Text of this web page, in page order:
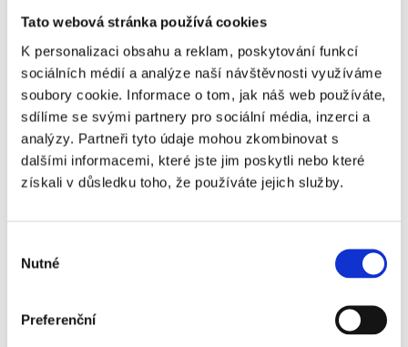
Tato webová stránka používá cookies
K personalizaci obsahu a reklam, poskytování funkcí
sociálních médií a analýze naší návštěvnosti využíváme
soubory cookie. Informace o tom, jak náš web používáte,
sdílíme se svými partnery pro sociální média, inzerci a
analýzy. Partneři tyto údaje mohou zkombinovat s
dalšími informacemi, které jste jim poskytli nebo které
získali v důsledku toho, že používáte jejich služby.
souhlasu
Nutné
Preferenční
Ajax Amsterdam -
Excelsior Rotterdam -
3. kategorie
Ajax Amsterdam -
Excelsior Rotterdam -
2. kategorie
+1 230 Kč
Ajax Amsterdam -
Excelsior Rotterdam -
+3 060 Kč
Doručení vstupenek probíhá výhradně do